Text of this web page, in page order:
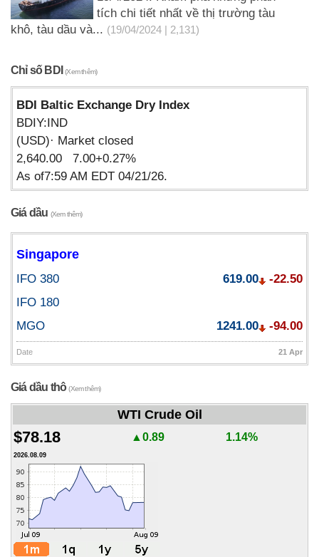
tích chi tiết nhất về thị trường tàu
khô, tàu dầu và... (19/04/2024 | 2,131)
Chỉ số BDI(Xem thêm)
BDI Baltic Exchange Dry Index
BDIY:IND
(USD)· Market closed
2,640.00 7.00+0.27%
As of7:59 AM EDT 04/21/26.
Giá dầu (Xem thêm)
Singapore
IFO 380 619.00
-22.50
IFO 180
MGO
1241.00 -94.00
Date 21 Apr
Giá dầu thô(Xem thêm)
WTI Crude Oil
$78.18 ▲0.89 1.14%
2026.08.09